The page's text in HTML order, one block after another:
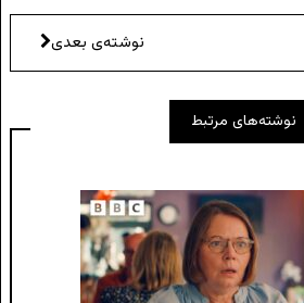
نوشته‌ی بعدی
نوشته‌های مرتبط